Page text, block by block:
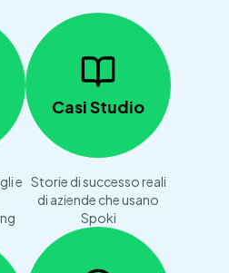
e
Casi Studio
Storie di successo reali
di aziende che usano
Spoki